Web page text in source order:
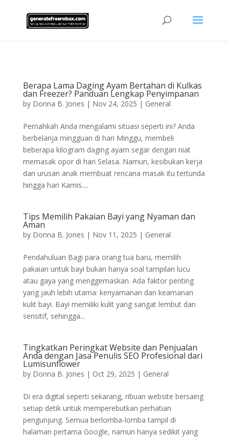
Berapa Lama Daging Ayam Bertahan di Kulkas
dan Freezer? Panduan Lengkap Penyimpanan
by Donna B. Jones | Nov 24, 2025 | General
Pernahkah Anda mengalami situasi seperti ini? Anda
berbelanja mingguan di hari Minggu, membeli
beberapa kilogram daging ayam segar dengan niat
memasak opor di hari Selasa. Namun, kesibukan kerja
dan urusan anak membuat rencana masak itu tertunda
hingga hari Kamis....
Tips Memilih Pakaian Bayi yang Nyaman dan
Aman
by Donna B. Jones | Nov 11, 2025 | General
Pendahuluan Bagi para orang tua baru, memilih
pakaian untuk bayi bukan hanya soal tampilan lucu
atau gaya yang menggemaskan. Ada faktor penting
yang jauh lebih utama: kenyamanan dan keamanan
kulit bayi. Bayi memiliki kulit yang sangat lembut dan
sensitif, sehingga...
Tingkatkan Peringkat Website dan Penjualan
Anda dengan Jasa Penulis SEO Profesional dari
Lumisunflower
by Donna B. Jones | Oct 29, 2025 | General
Di era digital seperti sekarang, ribuan website bersaing
setiap detik untuk memperebutkan perhatian
pengunjung. Semua berlomba-lomba tampil di
halaman pertama Google, namun hanya sedikit yang